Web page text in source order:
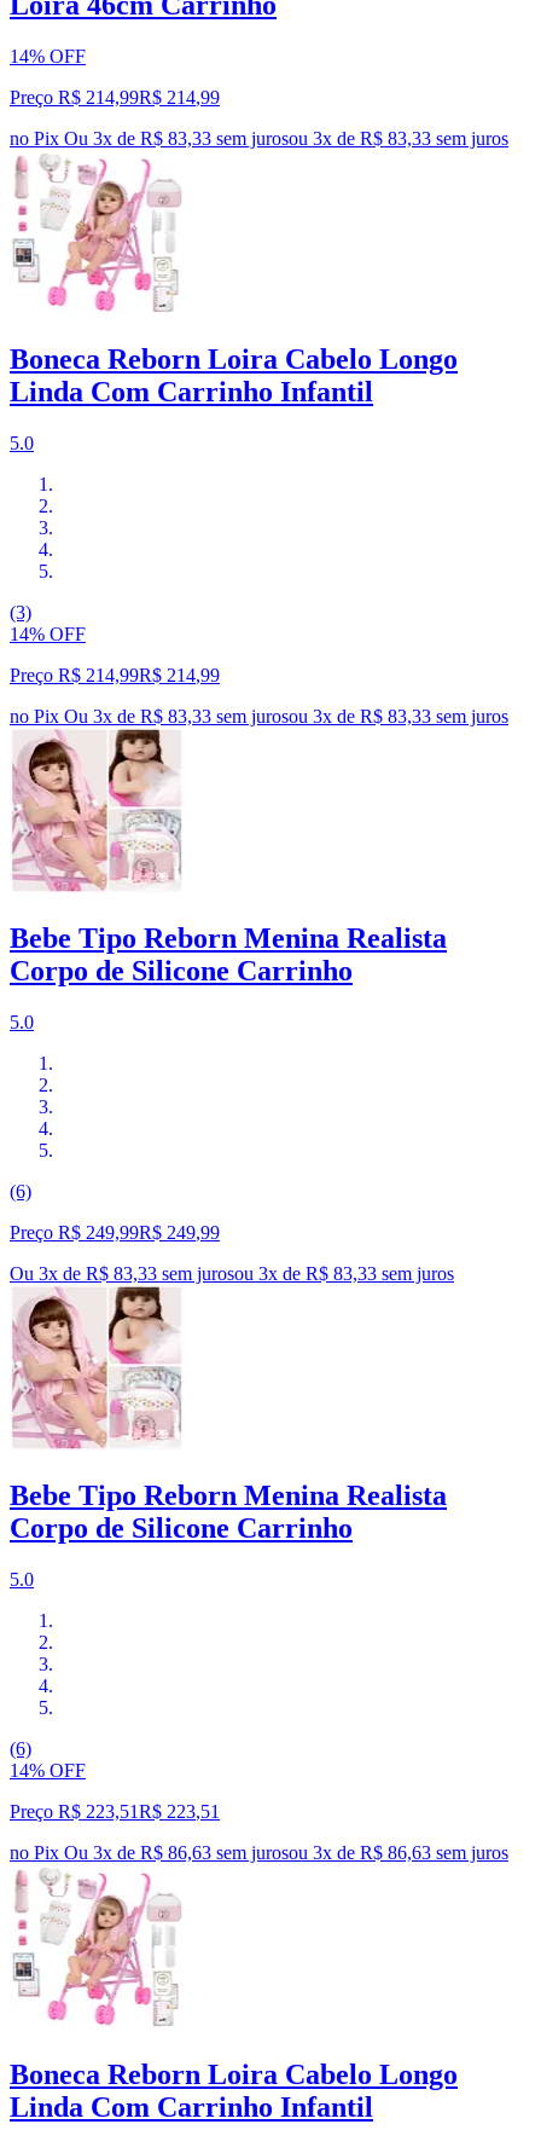
14% OFF
Preço R$ 214,99R$ 214,99
no Pix Ou 3x de R$ 83,33 sem jurosou 3x de R$ 83,33 sem juros
Boneca Reborn Loira Cabelo Longo
Linda Com Carrinho Infantil
5.0
(3)
14% OFF
Preço R$ 214,99R$ 214,99
no Pix Ou 3x de R$ 83,33 sem jurosou 3x de R$ 83,33 sem juros
Bebe Tipo Reborn Menina Realista
Corpo de Silicone Carrinho
5.0
(6)
Preço R$ 249,99R$ 249,99
Ou 3x de R$ 83,33 sem jurosou 3x de R$ 83,33 sem juros
Bebe Tipo Reborn Menina Realista
Corpo de Silicone Carrinho
5.0
(6)
14% OFF
Preço R$ 223,51R$ 223,51
no Pix Ou 3x de R$ 86,63 sem jurosou 3x de R$ 86,63 sem juros
Boneca Reborn Loira Cabelo Longo
Linda Com Carrinho Infantil